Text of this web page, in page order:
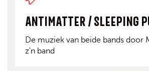
ANTIMATTER / SLEEPING
De muziek van beide bands door
z'n band